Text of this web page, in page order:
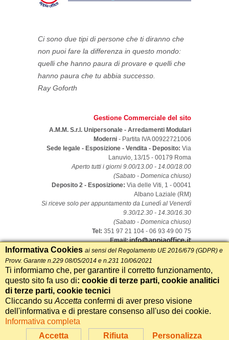
Ci sono due tipi di persone che ti diranno che
non puoi fare la differenza in questo mondo:
quelli che hanno paura di provare e quelli che
hanno paura che tu abbia successo.
Ray Goforth
Gestione Commerciale del sito
A.M.M. S.r.l. Unipersonale - Arredamenti Modulari
Moderni - Partita IVA 00922721006
Sede legale - Esposizione - Vendita - Deposito: Via
Lanuvio, 13/15 - 00179 Roma
Aperto tutti i giorni 9.00/13.00 - 14.00/18.00
(Sabato - Domenica chiuso)
Deposito 2 - Esposizione: Via delle Viti, 1 - 00041
Albano Laziale (RM)
Si riceve solo per appuntamento da Lunedì al Venerdì
9.30/12.30 - 14.30/16.30
(Sabato - Domenica chiuso)
Tel: 351 97 21 104 - 06 93 49 00 75
Email:
Archivio News-
Privacy Cookie| Trasparenza Imprese - Legge
Realizzazione Siti Web Itala
Whatsapp Chiama
Accetta Rifiuta Personalizza
Informativa Cookies ai sensi del Regolamento UE 2016/679 (GDPR) e
Provv. Garante n.229 08/05/2014 e n.231 10/06/2021
Ti informiamo che, per garantire il corretto funzionamento,
questo sito fa uso di: cookie di terze parti, cookie analitici
di terze parti, cookie tecnici
Cliccando su Accetta confermi di aver preso visione
dell'informativa e di prestare consenso all'uso dei cookie.
Informativa completa